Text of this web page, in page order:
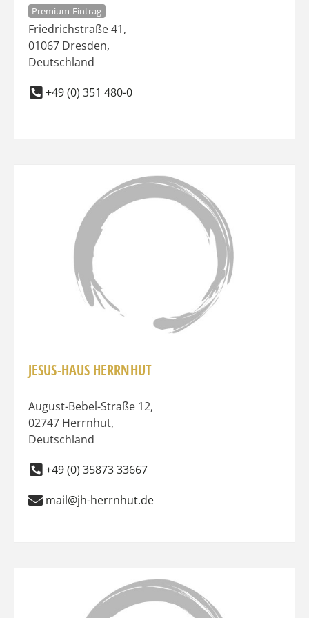
Premium-Eintrag
Friedrichstraße 41,
01067 Dresden,
Deutschland
+49 (0) 351 480-0
JESUS-HAUS HERRNHUT
August-Bebel-Straße 12,
02747 Herrnhut,
Deutschland
+49 (0) 35873 33667
mail@jh-herrnhut.de